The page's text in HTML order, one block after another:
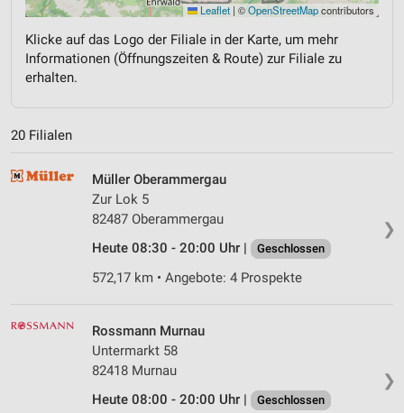
Leaflet | ©OpenStreetMapcontributors
Klicke auf das Logo der Filiale in der Karte, um mehr
Informationen (Öffnungszeiten & Route) zur Filiale zu
erhalten.
20 Filialen
❯
Müller Oberammergau
Zur Lok 5
82487 Oberammergau
Heute 08:30 - 20:00 Uhr |
Geschlossen
572,17 km • Angebote: 4 Prospekte
❯
Rossmann Murnau
Untermarkt 58
82418 Murnau
Heute 08:00 - 20:00 Uhr |
Geschlossen